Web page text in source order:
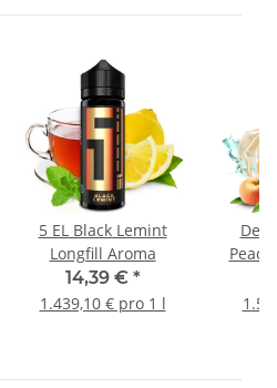
5 EL Black Lemint
Longfill Aroma
14,39 € *
1.439,10 € pro 1 l